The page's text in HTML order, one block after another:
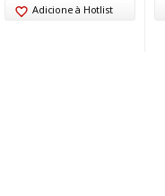
Adicione à Hotlist